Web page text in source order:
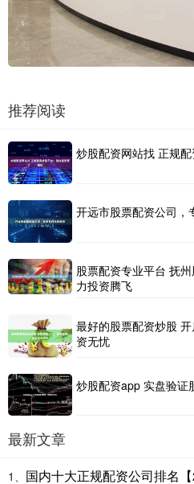
推荐阅读
炒股配资网站找 正规
开远市股票配资公司，
股票配资专业平台 抚
力投资腾飞
最好的股票配资炒股
资无忧
炒股配资app 实盘验证
最新文章
1、 国内十大正规配资公司排名【